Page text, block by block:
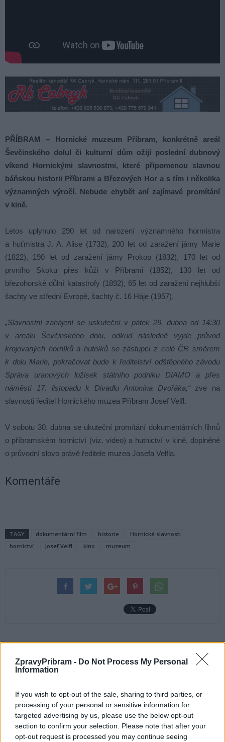
ZpravyPribram - Do Not Process My Personal
Information
If you wish to opt-out of the sale, sharing to third parties, or
processing of your personal or sensitive information for
targeted advertising by us, please use the below opt-out
section to confirm your selection. Please note that after your
opt-out request is processed you may continue seeing
PŘÍBRAM – Hornické muzeum Příbram, konkrétně areál
Ševčinského dolul či kulturní dům ožijí poslední dubnový
víkend Hornickými slavnostmi, které připomenou slavnou
báňskou historii Příbrami a Březových Hor a s tím i několika
významných výročí. Nebude chybět aní zajímavé promítání
v kině.
Letos uplynulo 290 let od narození významného hormistra
a huťmistra J. A. Alise (1732), 200 let od zaražení jámy Marie
(1822), 190 let od zaražení jámy Prokop (1832), 170 let od
prvního Skoku přes kůži v Příbrami (1852), 130 let od
březohorské důlní katastrofy (1892), 65 let od zaražení nejhlubší
šachty ve střední Evropě, šachty č. 16 Háje (1957).
„Slavnostní zahájení se uskuteční v pátek 29. dubna od 14:30
v areálu Ševčinského dolu, odkud následně vyjde průvod
krojovaných horníků a hutníků se zástupci z celé ČR směrem
k dolu Marie, pokračovat bude k ředitelství odštěpného závodu
Správa uranových ložisek státního podniku DIAMO a přes
náměstí 17. listopadu k Divadlu Antonína Dvořáka,“zve na
slavnosti ředitel Hornického muzea Příbram Josef Velfl.
V sobotu 30. dubna se ukuteční promítání dokumentárních filmů
o příbramském hornictví (viz. video) a hutnictví v kině, doplněné
o průvodní slovo právě ředitele muzea Josefa Velfla.
Komentáře
TAGY dokumentární film historie
Hornické slavnosti
hornictví
Josef Velfl kino muzeum
Příbram zahajuje provoz
adaptačních skupin pro
Od května mají uprchlíci
SOUVISEJÍCÍ ČLÁNKY
VÍCE OD AUTORA